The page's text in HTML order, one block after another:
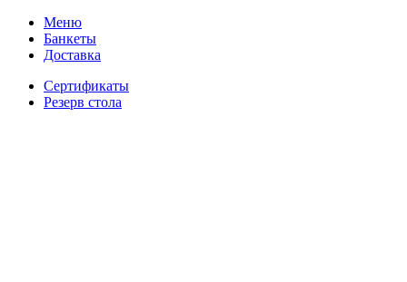
Меню
Банкеты
Доставка
Сертификаты
Резерв стола